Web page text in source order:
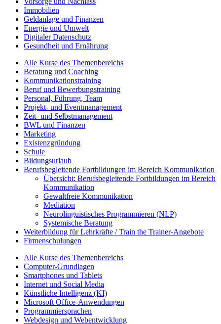
Immobilien
Geldanlage und Finanzen
Energie und Umwelt
Digitaler Datenschutz
Gesundheit und Ernährung
Alle Kurse des Themenbereichs
Beratung und Coaching
Kommunikationstraining
Beruf und Bewerbungstraining
Personal, Führung, Team
Projekt- und Eventmanagement
Zeit- und Selbstmanagement
BWL und Finanzen
Marketing
Existenzgründung
Schule
Bildungsurlaub
Berufsbegleitende Fortbildungen im Bereich Kommunikation
Übersicht: Berufsbegleitende Fortbildungen im Bereich
Kommunikation
Gewaltfreie Kommunikation
Mediation
Neurolinguistisches Programmieren (NLP)
Systemische Beratung
Weiterbildung für Lehrkräfte / Train the Trainer-Angebote
Firmenschulungen
Alle Kurse des Themenbereichs
Computer-Grundlagen
Smartphones und Tablets
Internet und Social Media
Künstliche Intelligenz (KI)
Microsoft Office-Anwendungen
Programmiersprachen
Webdesign und Webentwicklung